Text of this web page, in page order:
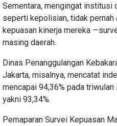
Sementara, mengingat institusi
seperti kepolisian, tidak
kepuasan kinerja mereka
masing daerah.
Dinas Penanggulangan
Jakarta, misalnya, mencatat
mencapai 94,36% pada
yakni 93,34%.
Pemaparan Survei Kepuasan